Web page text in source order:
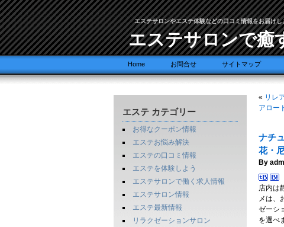
エステサロンやエステ体験などの口コミ情報をお届けし
エステサロンで癒
Home お問合せ サイトマップ
エステ カテゴリー
お得なクーポン情報
エステお悩み解決
エステの口コミ情報
エステを体験しよう
エステサロンで働く求人情報
エステサロン情報
エステ最新情報
リラクゼーションサロン
« リレ
アロー
ナチ
花・
By
店内は
メは、
ゼーシ
を選べ